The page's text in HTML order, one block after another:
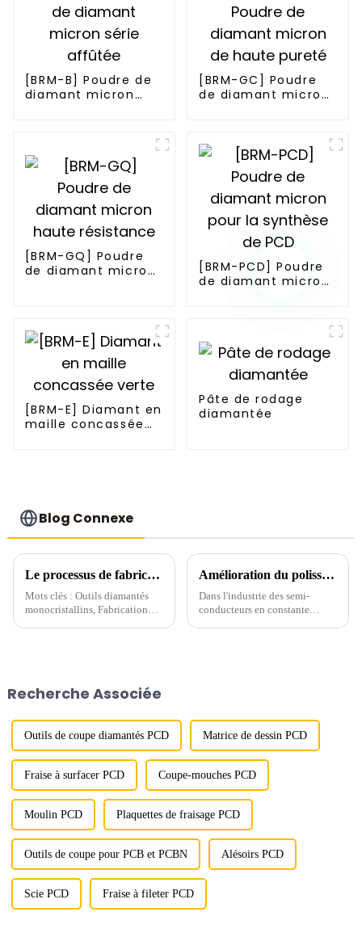
[BRM-B] Poudre de
diamant micron
[BRM-GC] Poudre
de diamant micron
[BRM-GQ] Poudre
de diamant micron
[BRM-PCD] Poudre
de diamant micron
[BRM-E] Diamant en
maille concassée
Pâte de rodage
diamantée
Blog Connexe
Le processus de fabrication et la technologie de meulage de précision des outils en diamant monocristallin
Mots clés : Outils diamantés
monocristallins, Fabrication
fin diamanté, Matériaux extra-
Amélioration du polissage des semi-conducteurs avec la poudre de diamant Boreas
Dans l'industrie des semi-
conducteurs en constante
Recherche Associée
Outils de coupe diamantés PCD Matrice de dessin PCD
Fraise à surfacer PCD Coupe-mouches PCD
Moulin PCD Plaquettes de fraisage PCD
Outils de coupe pour PCB et PCBN Alésoirs PCD
Scie PCD Fraise à fileter PCD